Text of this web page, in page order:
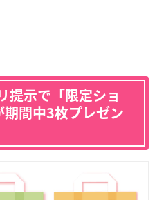
提示で「限定ショ
期間中3枚プレゼン